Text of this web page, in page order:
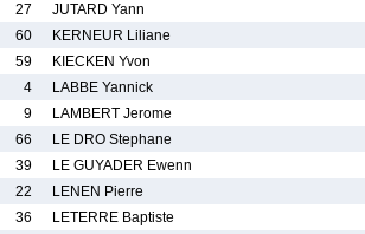
27
JUTARD Yann
60
KERNEUR Liliane
59
KIECKEN Yvon
4
LABBE Yannick
9
LAMBERT Jerome
66
LE DRO Stephane
39
LE GUYADER Ewenn
22
LENEN Pierre
36
LETERRE Baptiste